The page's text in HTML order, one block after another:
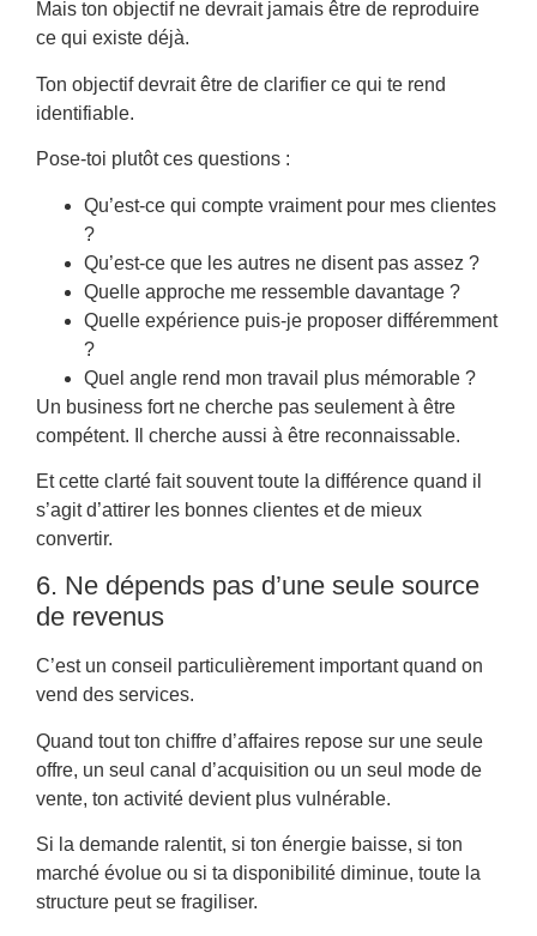
Mais ton objectif ne devrait jamais être de reproduire
ce qui existe déjà.
Ton objectif devrait être de clarifier ce qui te rend
identifiable.
Pose-toi plutôt ces questions :
Qu’est-ce qui compte vraiment pour mes clientes
?
Qu’est-ce que les autres ne disent pas assez ?
Quelle approche me ressemble davantage ?
Quelle expérience puis-je proposer différemment
?
Quel angle rend mon travail plus mémorable ?
Un business fort ne cherche pas seulement à être
compétent. Il cherche aussi à être reconnaissable.
Et cette clarté fait souvent toute la différence quand il
s’agit d’attirer les bonnes clientes et de mieux
convertir.
6. Ne dépends pas d’une seule source
de revenus
C’est un conseil particulièrement important quand on
vend des services.
Quand tout ton chiffre d’affaires repose sur une seule
offre, un seul canal d’acquisition ou un seul mode de
vente, ton activité devient plus vulnérable.
Si la demande ralentit, si ton énergie baisse, si ton
marché évolue ou si ta disponibilité diminue, toute la
structure peut se fragiliser.